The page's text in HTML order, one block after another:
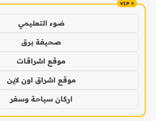
ضوء التعليمي
صحيفة برق
موقع اشراقات
موقع اشراق اون لاين
اركان سياحة وسفر